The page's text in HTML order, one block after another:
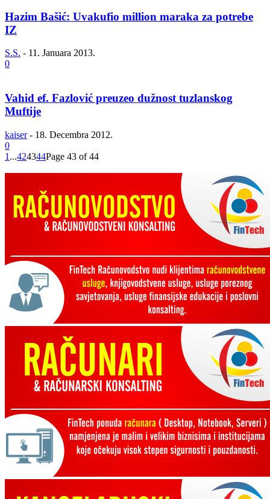
Hazim Bašić: Uvakufio million maraka za potrebe
IZ
S.S. - 11. Januara 2013.
0
Vahid ef. Fazlović preuzeo dužnost tuzlanskog
Muftije
kaiser - 18. Decembra 2012.
0
1 ...424344Page 43 of 44